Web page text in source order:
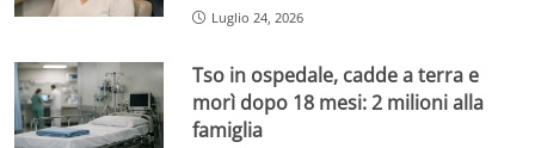
Luglio 24, 2026
Tso in ospedale, cadde a terra e
morì dopo 18 mesi: 2 milioni alla
famiglia